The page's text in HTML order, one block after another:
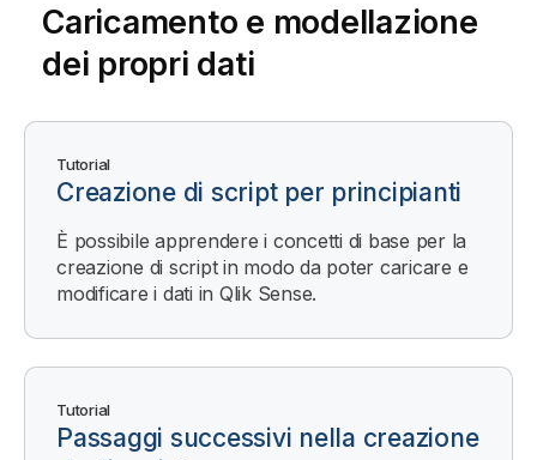
Caricamento e modellazione
dei propri dati
Tutorial
Creazione di script per principianti
È possibile apprendere i concetti di base per la
creazione di script in modo da poter caricare e
modificare i dati in Qlik Sense.
Tutorial
Passaggi successivi nella creazione